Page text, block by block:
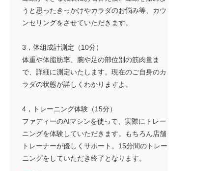
うと思ったきっかけやカラダのお悩み等、カウ
ンセリングをさせていただきます。
3，体組成計測定（10分）
体重や体脂肪率、腕や足の部位別の筋肉量ま
で、詳細に測定いたします。現在のご自身のカ
ラダの状態が詳しくわかりますよ。
4，トレーニング体験（15分）
ファディーのAIマシンを使って、実際にトレー
ニングを体験していただきます。もちろん店舗
トレーナーが優しくサポート。15分間のトレー
ニングをしていただき終了となります。